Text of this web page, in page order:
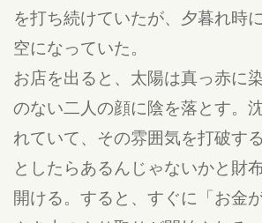
を打ち続けていたが、夕暮れ時
空になっていた。
お店を出ると、太陽は真っ赤に
のない二人の顔に陰を落とす。
れていて、その雰囲気を打破す
としたらあるんじゃないかと財
開ける。すると、すぐに「お金